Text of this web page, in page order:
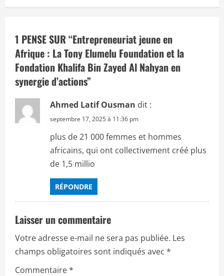
i
g
a
t
i
1 PENSE SUR “Entrepreneuriat jeune en
Afrique : La Tony Elumelu Foundation et la
Fondation Khalifa Bin Zayed Al Nahyan en
synergie d’actions”
Ahmed Latif Ousman dit :
septembre 17, 2025 à 11:36 pm
plus de 21 000 femmes et hommes
africains, qui ont collectivement créé plus
de 1,5 millio
RÉPONDRE
Laisser un commentaire
Votre adresse e-mail ne sera pas publiée. Les
champs obligatoires sont indiqués avec *
Commentaire*